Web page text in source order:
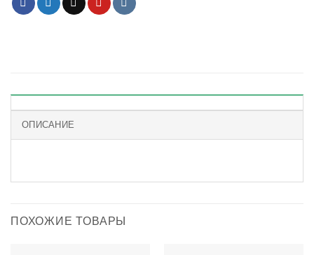
ОПИСАНИЕ
ПОХОЖИЕ ТОВАРЫ